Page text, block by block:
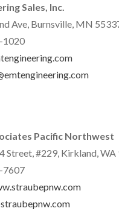
Sales, Inc.
Ave, Burnsville, MN
1020
Pacific Northwest
Street, #229, Kirkland, WA
7607